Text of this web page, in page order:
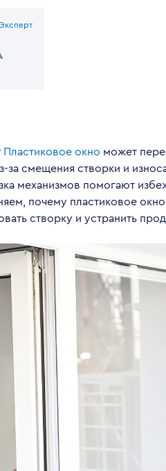
Пластиковое окно может
за смещения створки и
механизмов помогают
почему пластиковое
створку и устранить